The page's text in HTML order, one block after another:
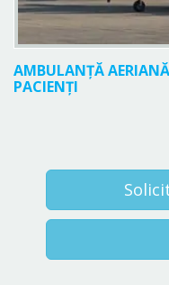
AMBULANȚĂ
PACIENȚI